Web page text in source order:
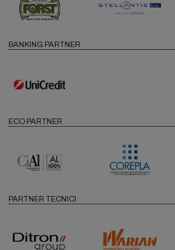
BANKING PARTNER
ECO PARTNER
PARTNER TECNICI